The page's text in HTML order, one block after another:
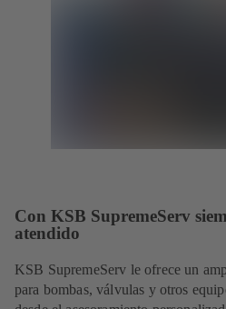
Con KSB SupremeServ
atendido
KSB SupremeServ le ofrece un
para bombas, válvulas y otros